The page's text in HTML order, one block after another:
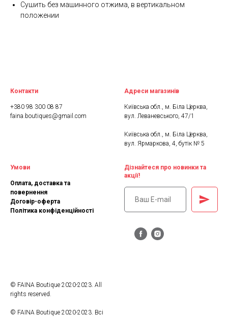
Сушить без машинного отжима, в вертикальном
положении
Контакти
+380 98 300 08 87
faina.boutiques@gmail.com
Адреси магазинів
Київська обл., м. Біла Церква,
вул. Леваневського, 47/1
Київська обл., м. Біла Церква,
вул. Ярмаркова, 4, бутік № 5
Умови
Оплата, доставка та
повернення
Договір-оферта
Політика конфіденційності
Дізнайтеся про новинки та
акції!
© FAINA Boutique 2020-2023. All
rights reserved.
© FAINA Boutique 2020-2023. Всі